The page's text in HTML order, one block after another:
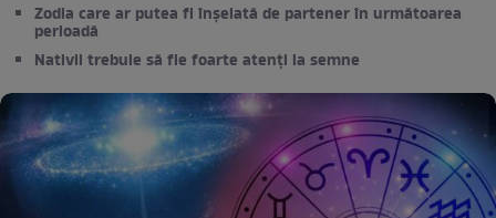
Zodia care ar putea fi înșelată de partener în următoarea
perioadă
Nativii trebuie să fie foarte atenți la semne